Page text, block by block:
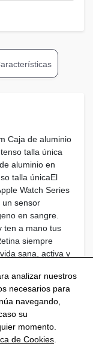
Caja de aluminio
talla única
aluminio en
talla únicaEl
Watch Series
un sensor
en sangre.
ten a mano tus
siempre
sana, activa y
analizar nuestros
necesarios para
navegando,
su
momento.
de Cookies